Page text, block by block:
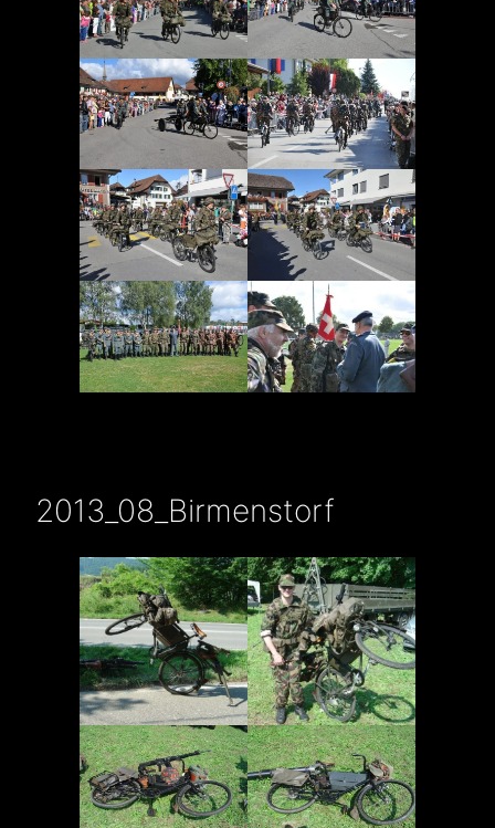
2013_08_Birmenstorf